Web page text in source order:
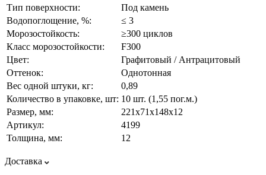
Тип поверхности:
Под камень
Водопоглощение, %:
≤ 3
Морозостойкость:
≥300 циклов
Класс морозостойкости:
F300
Цвет:
Графитовый / Антрацитовый
Оттенок:
Однотонная
Вес одной штуки, кг:
0,89
Количество в упаковке, шт: 10 шт. (1,55 пог.м.)
Размер, мм:
221х71х148х12
Артикул:
4199
Толщина, мм:
12
Доставка